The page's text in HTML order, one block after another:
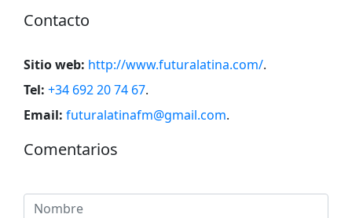
Contacto
Sitio web: http://www.futuralatina.com/.
Tel: +34 692 20 74 67.
Email: futuralatinafm@gmail.com.
Comentarios